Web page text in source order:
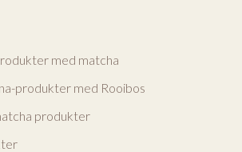
med matcha
produkter med Rooibos
produkter